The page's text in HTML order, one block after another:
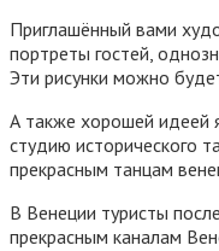
Приглашённый вами
портреты гостей,
Эти рисунки можно
А также хорошей идеей
студию исторического
прекрасным танцам
В Венеции туристы
прекрасным каналам